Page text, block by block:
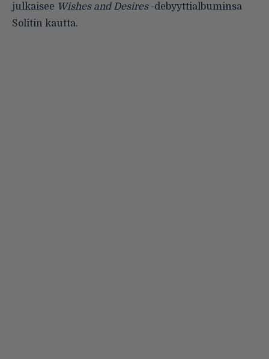
julkaisee Wishes and Desires-debyyttialbuminsa
Solitin kautta.